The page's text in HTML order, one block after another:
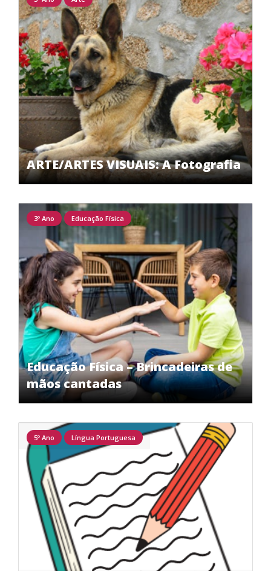
ARTE/ARTES VISUAIS: A Fotografia
Educação Física – Brincadeiras de
mãos cantadas
3º Ano Educação Física
5º Ano Língua Portuguesa